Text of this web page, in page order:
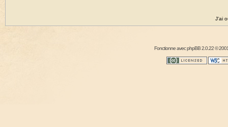
J'ai
Fonctionne avecphpBB2.0.22 ©